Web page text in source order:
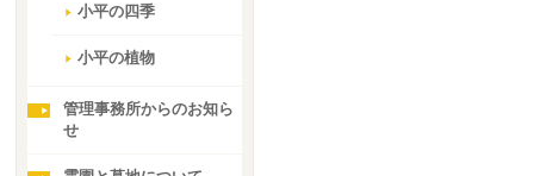
小平の四季
小平の植物
管理事務所からのお知ら
せ